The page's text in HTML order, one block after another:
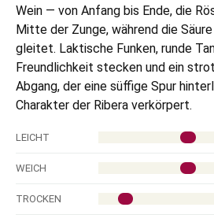
Wein — von Anfang bis Ende, die
Mitte der Zunge, während die
gleitet. Laktische Funken, runde
Freundlichkeit stecken und ein
Abgang, der eine süffige Spur
Charakter der Ribera verkörpert.
LEICHT
WEICH
TROCKEN